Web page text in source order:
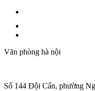
Văn phòng hà nội
Số 144 Đội Cấn, phường